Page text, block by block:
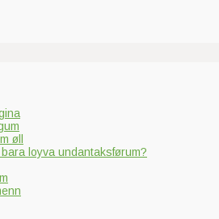
øll
loyva undantaksførum?